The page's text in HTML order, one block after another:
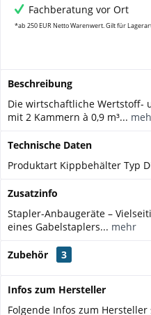
Fachberatung vor Ort
*ab 250 EUR Netto Warenwert. Gilt für
Beschreibung
Die wirtschaftliche Wertstoff-
mit 2 Kammern à 0,9 m³...
Technische Daten
Produktart Kippbehälter Typ
Zusatzinfo
Stapler-Anbaugeräte –
eines Gabelstaplers... mehr
Zubehör 3
Infos zum Hersteller
Folgende Infos zum